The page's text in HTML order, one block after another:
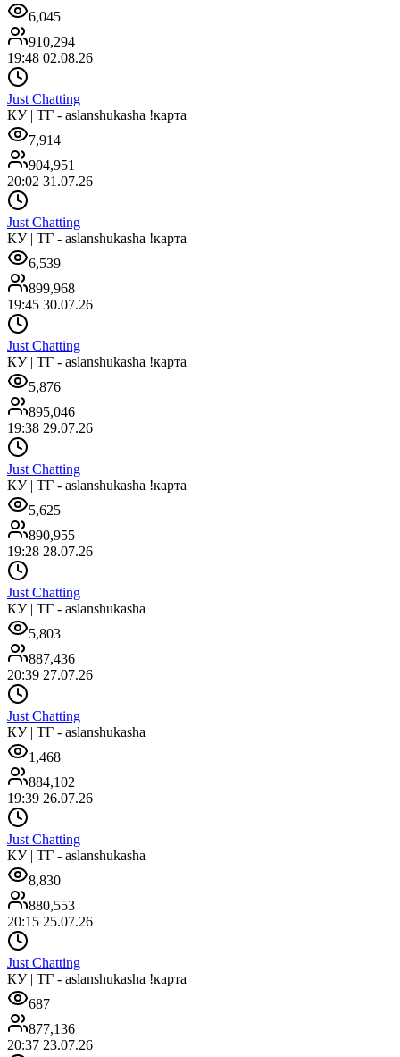
6,045
910,294
19:48 02.08.26
Just Chatting
КУ | ТГ - aslanshukasha !карта
7,914
904,951
20:02 31.07.26
Just Chatting
КУ | ТГ - aslanshukasha !карта
6,539
899,968
19:45 30.07.26
Just Chatting
КУ | ТГ - aslanshukasha !карта
5,876
895,046
19:38 29.07.26
Just Chatting
КУ | ТГ - aslanshukasha !карта
5,625
890,955
19:28 28.07.26
Just Chatting
КУ | ТГ - aslanshukasha
5,803
887,436
20:39 27.07.26
Just Chatting
КУ | ТГ - aslanshukasha
1,468
884,102
19:39 26.07.26
Just Chatting
КУ | ТГ - aslanshukasha
8,830
880,553
20:15 25.07.26
Just Chatting
КУ | ТГ - aslanshukasha !карта
687
877,136
20:37 23.07.26